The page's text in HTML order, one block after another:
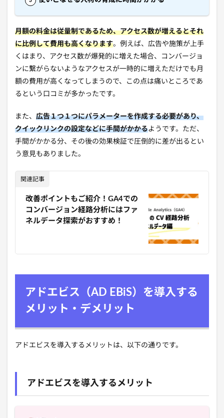
月額の料金は従量制であるため、アクセス数が増えるとそれ
に比例して費用も高くなります。例えば、広告や施策が上手
くはまり、アクセス数が爆発的に増えた場合、コンバージョ
ンに繋がらないようなアクセスが一時的に増えただけでも月
額の費用が高くなってしまうので、この点は痛いところであ
るという口コミが多かったです。
また、 広告１つ１つにパラメーターを作成する必要があり、
クイックリンクの設定などに手間がかかるようです。ただ、
手間がかかる分、その後の効果検証で圧倒的に差が出るとい
う意見もありました。
関連記事
改善ポイントもご紹介！GA4での
コンバージョン経路分析にはファ
ネルデータ探索がおすすめ！
アドエビス（AD EBiS）を導入する
メリット・デメリット
アドエビスを導入するメリットは、以下の通りです。
アドエビスを導入するメリット